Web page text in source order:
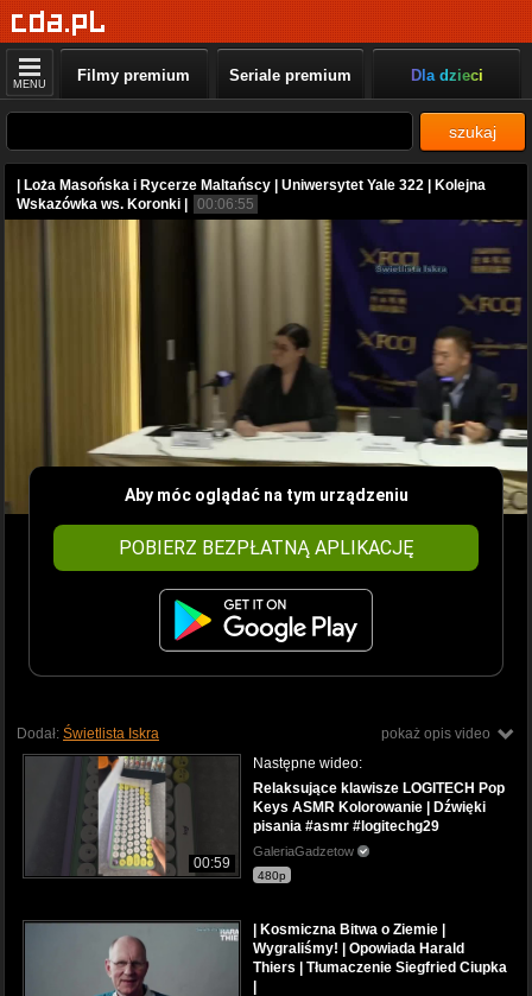
MENU Filmy premium Seriale premium Dla dzieci
szukaj
| Loża Masońska i Rycerze Maltańscy | Uniwersytet Yale 322 | Kolejna
Wskazówka ws. Koronki |
00:06:55
Aby móc oglądać na tym urządzeniu
POBIERZ BEZPŁATNĄ APLIKACJĘ
pokaż opis video
Dodał: Świetlista Iskra
00:59
Następne wideo:
Relaksujące klawisze LOGITECH Pop
Keys ASMR Kolorowanie | Dźwięki
pisania #asmr #logitechg29
GaleriaGadzetow
480p
| Kosmiczna Bitwa o Ziemie |
Wygraliśmy! | Opowiada Harald
Thiers | Tłumaczenie Siegfried Ciupka
|